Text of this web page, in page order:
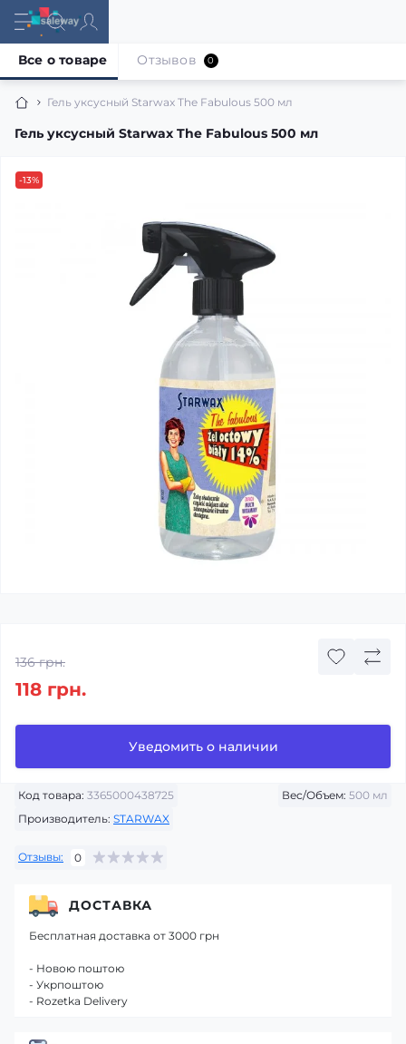
Гель уксусный Starwax The Fabulous 500 мл
Гель уксусный Starwax The Fabulous 500 мл
Все о товаре Отзывов 0
-13%
Код товара: 3365000438725 Вес/Объем: 500 мл
Производитель: STARWAX
Отзывы: 0
136 грн.
118 грн.
Уведомить о наличии
ДОСТАВКА
Бесплатная доставка от 3000 грн
- Новою поштою
- Укрпоштою
- Rozetka Delivery